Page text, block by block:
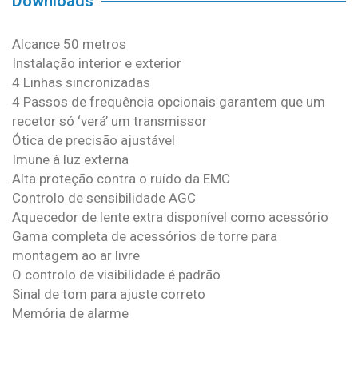
Alcance 50 metros
Instalação interior e exterior
4 Linhas sincronizadas
4 Passos de frequência opcionais garantem que um
recetor só ‘verá’ um transmissor
Ótica de precisão ajustável
Imune à luz externa
Alta proteção contra o ruído da EMC
Controlo de sensibilidade AGC
Aquecedor de lente extra disponível como acessório
Gama completa de acessórios de torre para
montagem ao ar livre
O controlo de visibilidade é padrão
Sinal de tom para ajuste correto
Memória de alarme